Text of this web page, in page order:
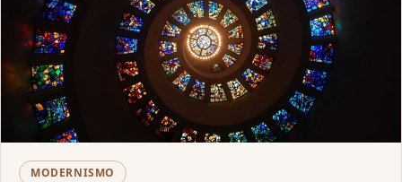
MODERNISMO